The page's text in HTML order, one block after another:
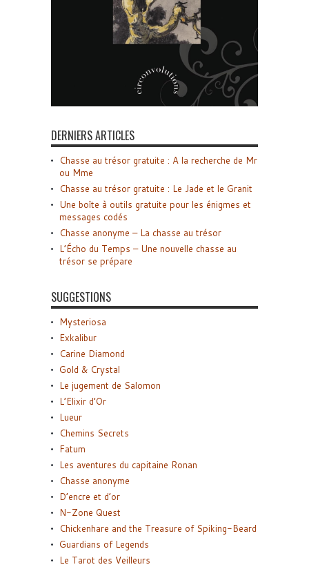
DERNIERS ARTICLES
Chasse au trésor gratuite : A la recherche de Mr
ou Mme
Chasse au trésor gratuite : Le Jade et le Granit
Une boîte à outils gratuite pour les énigmes et
messages codés
Chasse anonyme – La chasse au trésor
L’Écho du Temps – Une nouvelle chasse au
trésor se prépare
SUGGESTIONS
Mysteriosa
Exkalibur
Carine Diamond
Gold & Crystal
Le jugement de Salomon
L’Elixir d’Or
Lueur
Chemins Secrets
Fatum
Les aventures du capitaine Ronan
Chasse anonyme
D’encre et d’or
N-Zone Quest
Chickenhare and the Treasure of Spiking-Beard
Guardians of Legends
Le Tarot des Veilleurs